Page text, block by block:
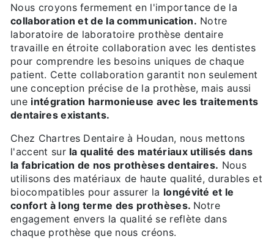
Nous croyons fermement en l'importance de la
collaboration et de la communication. Notre
laboratoire de laboratoire prothèse dentaire
travaille en étroite collaboration avec les dentistes
pour comprendre les besoins uniques de chaque
patient. Cette collaboration garantit non seulement
une conception précise de la prothèse, mais aussi
une intégration harmonieuse avec les traitements
dentaires existants.
Chez Chartres Dentaire à Houdan, nous mettons
l'accent sur la qualité des matériaux utilisés dans
la fabrication de nos prothèses dentaires. Nous
utilisons des matériaux de haute qualité, durables et
biocompatibles pour assurer la longévité et le
confort à long terme des prothèses. Notre
engagement envers la qualité se reflète dans
chaque prothèse que nous créons.